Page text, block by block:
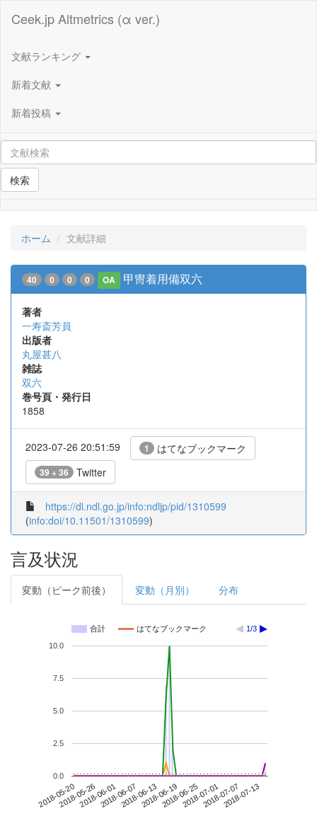
Ceek.jp Altmetrics (α ver.)
文献ランキング
新着文献
新着投稿
検索
ホーム 文献詳細
40 0 0 0 OA 甲冑着用備双六
著者
一寿斎芳員
出版者
丸屋甚八
雑誌
双六
巻号頁・発行日
1858
2023-07-26 20:51:59 1 はてなブックマーク
39 + 36 Twitter
https://dl.ndl.go.jp/info:ndljp/pid/1310599
(info:doi/10.11501/1310599)
言及状況
変動（ピーク前後） 変動（月別） 分布
合計 はてなブックマーク 1/3
2018-05-202018-05-262018-06-012018-06-072018-06-132018-06-192018-06-252018-07-012018-07-072018-07-13
0.0
2.5
5.0
7.5
10.0